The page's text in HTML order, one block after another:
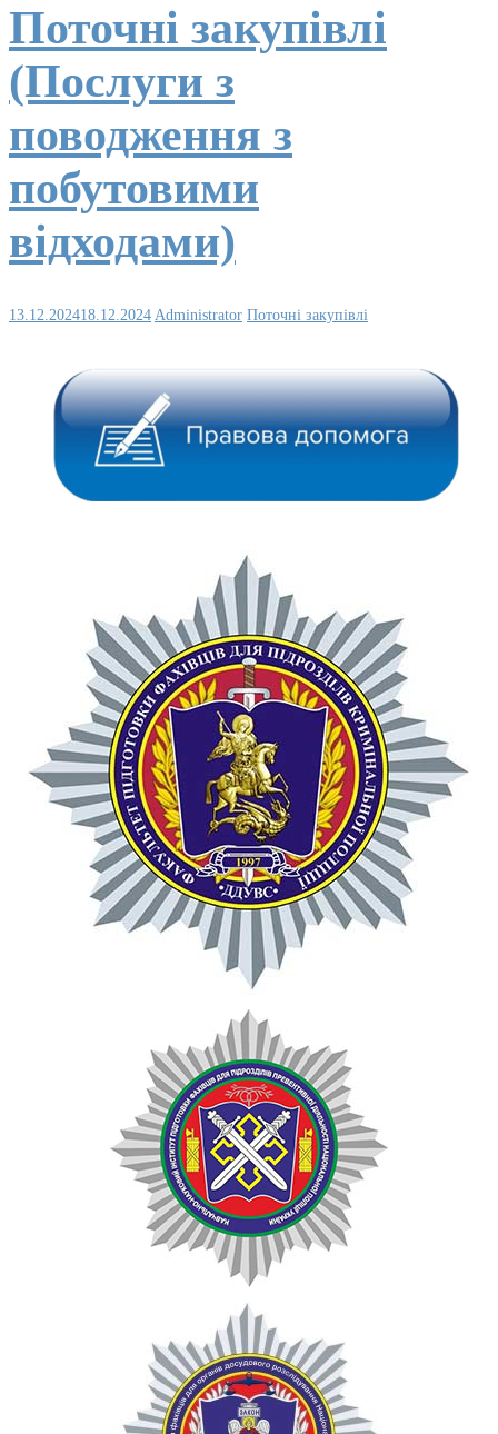
Поточні закупівлі
(Послуги з
поводження з
побутовими
відходами)
13.12.202418.12.2024 Administrator Поточні закупівлі